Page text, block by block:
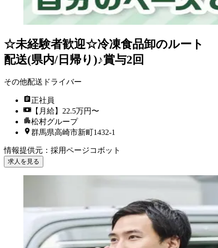
☆未経験者歓迎☆冷凍食品卸のルート
配送(県内/日帰り)♪賞与2回
その他配送ドライバー
正社員
【月給】22.5万円〜
松村グループ
群馬県高崎市新町1432-1
情報提供元 ： 採用ページコボット
求人を見る